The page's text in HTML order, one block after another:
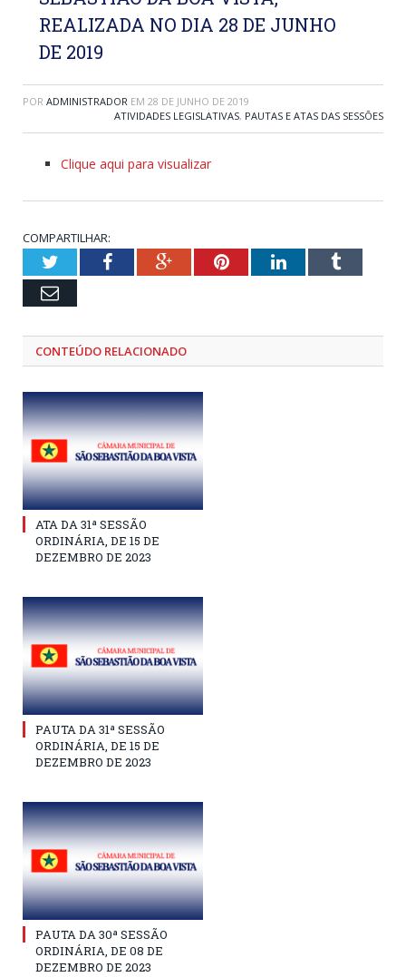
REALIZADA NO DIA 28 DE JUNHO
DE 2019
POR ADMINISTRADOR EM 28 DE JUNHO DE 2019
ATIVIDADES LEGISLATIVAS, PAUTAS E ATAS DAS SESSÕES
Clique aqui para visualizar
COMPARTILHAR:
TwitterFacebookGoogle+PinterestLinkedInTumblr
Email
CONTEÚDO RELACIONADO
ATA DA 31ª SESSÃO
ORDINÁRIA, DE 15 DE
DEZEMBRO DE 2023
PAUTA DA 31ª SESSÃO
ORDINÁRIA, DE 15 DE
DEZEMBRO DE 2023
PAUTA DA 30ª SESSÃO
ORDINÁRIA, DE 08 DE
DEZEMBRO DE 2023